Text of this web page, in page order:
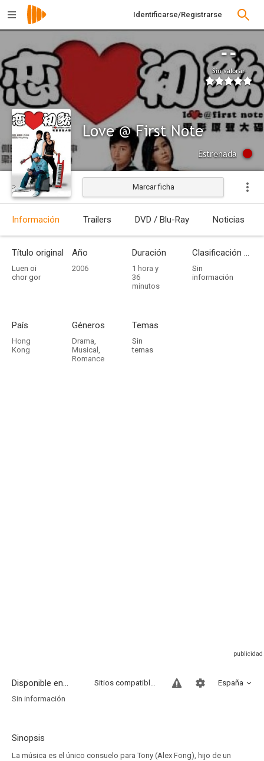
Identificarse/Registrarse
--
Sin valorar
Love @ First Note
Estrenada
Marcar ficha
Información Trailers DVD / Blu-Ray Noticias
Título original
Luen oi
chor gor
Año
2006
Duración
1 hora y
36
minutos
Clasificación por edades
Sin
información
País
Hong
Kong
Géneros
Drama,
Musical ,
Romance
Temas
Sin
temas
Disponible en... España
Sitios compatibles
Sin información
Sinopsis
La música es el único consuelo para Tony (Alex Fong), hijo de un